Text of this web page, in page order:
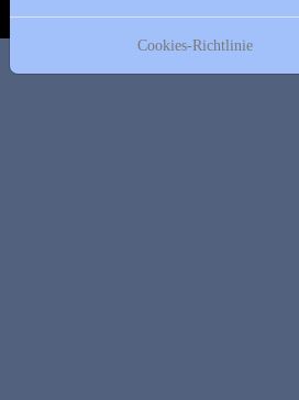
Gewähr!
Cookies-Richtlinie